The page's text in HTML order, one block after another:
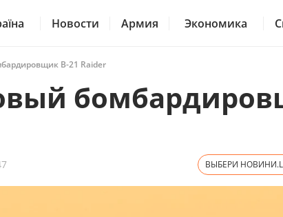
Новости Армия Экономика
B-21 Raider
ВЫБЕРИ